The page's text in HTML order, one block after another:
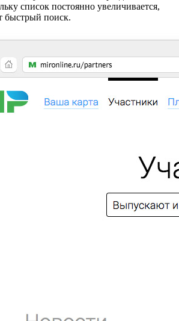
список постоянно увеличивается,
быстрый поиск.